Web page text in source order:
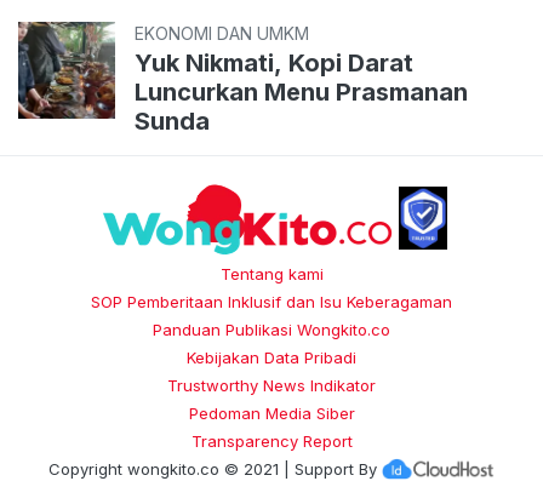
EKONOMI DAN UMKM
Yuk Nikmati, Kopi Darat
Luncurkan Menu Prasmanan
Sunda
Tentang kami
SOP Pemberitaan Inklusif dan Isu Keberagaman
Panduan Publikasi Wongkito.co
Kebijakan Data Pribadi
Trustworthy News Indikator
Pedoman Media Siber
Transparency Report
Copyright wongkito.co © 2021 | Support By